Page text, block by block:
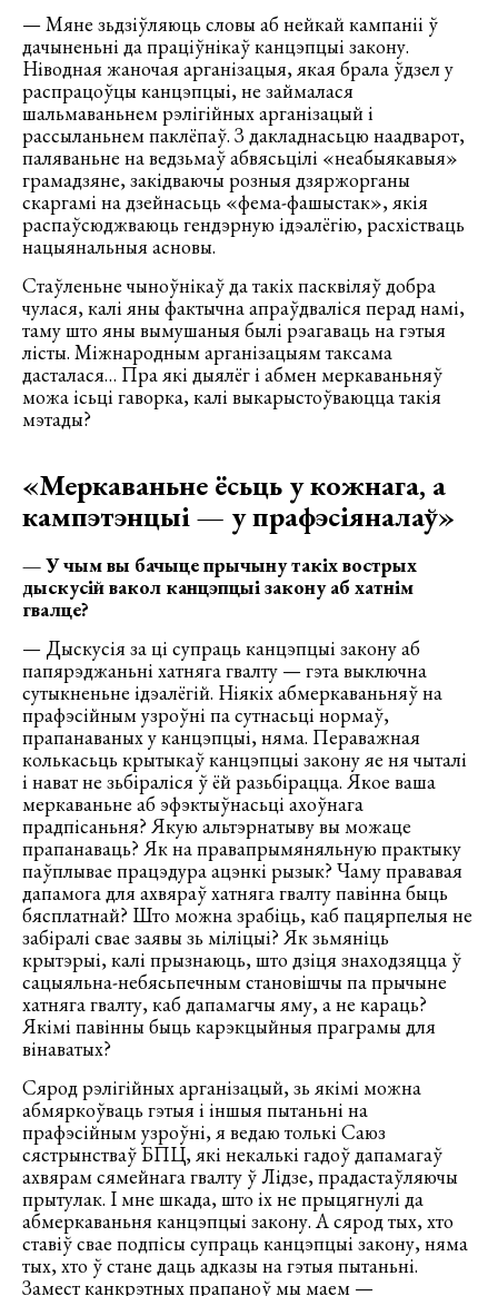
— Мяне зьдзіўляюць словы аб нейкай кампаніі ў
дачыненьні да праціўнікаў канцэпцыі закону.
Ніводная жаночая арганізацыя, якая брала ўдзел у
распрацоўцы канцэпцыі, не займалася
шальмаваньнем рэлігійных арганізацый і
рассыланьнем паклёпаў. З дакладнасьцю наадварот,
паляваньне на ведзьмаў абвясьцілі «неабыякавыя»
грамадзяне, закідваючы розныя дзяржорганы
скаргамі на дзейнасьць «фема-фашыстак», якія
распаўсюджваюць гендэрную ідэалёгію, расхістваць
нацыянальныя асновы.
Стаўленьне чыноўнікаў да такіх пасквіляў добра
чулася, калі яны фактычна апраўдваліся перад намі,
таму што яны вымушаныя былі рэагаваць на гэтыя
лісты. Міжнародным арганізацыям таксама
дасталася… Пра які дыялёг і абмен меркаваньняў
можа ісьці гаворка, калі выкарыстоўваюцца такія
мэтады?
«Меркаваньне ёсьць у кожнага, а
кампэтэнцыі — у прафэсіяналаў»
— У чым вы бачыце прычыну такіх вострых
дыскусій вакол канцэпцыі закону аб хатнім
гвалце?
— Дыскусія за ці супраць канцэпцыі закону аб
папярэджаньні хатняга гвалту — гэта выключна
сутыкненьне ідэалёгій. Ніякіх абмеркаваньняў на
прафэсійным узроўні па сутнасьці нормаў,
прапанаваных у канцэпцыі, няма. Пераважная
колькасьць крытыкаў канцэпцыі закону яе ня чыталі
і нават не зьбіраліся ў ёй разьбірацца. Якое ваша
меркаваньне аб эфэктыўнасьці ахоўнага
прадпісаньня? Якую альтэрнатыву вы можаце
прапанаваць? Як на правапрымяняльную практыку
паўплывае працэдура ацэнкі рызык? Чаму прававая
дапамога для ахвяраў хатняга гвалту павінна быць
бясплатнай? Што можна зрабіць, каб пацярпелыя не
забіралі свае заявы зь міліцыі? Як зьмяніць
крытэрыі, калі прызнаюць, што дзіця знаходзяцца ў
сацыяльна-небясьпечным становішчы па прычыне
хатняга гвалту, каб дапамагчы яму, а не караць?
Якімі павінны быць карэкцыйныя праграмы для
вінаватых?
Сярод рэлігійных арганізацый, зь якімі можна
абмяркоўваць гэтыя і іншыя пытаньні на
прафэсійным узроўні, я ведаю толькі Саюз
сястрынстваў БПЦ, які некалькі гадоў дапамагаў
ахвярам сямейнага гвалту ў Лідзе, прадастаўляючы
прытулак. І мне шкада, што іх не прыцягнулі да
абмеркаваньня канцэпцыі закону. А сярод тых, хто
ставіў свае подпісы супраць канцэпцыі закону, няма
тых, хто ў стане даць адказы на гэтыя пытаньні.
Замест канкрэтных прапаноў мы маем —